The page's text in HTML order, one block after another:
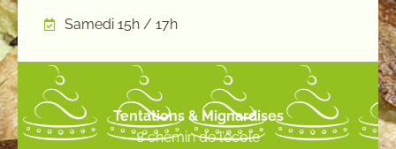
Samedi 15h / 17h
Tentations & Mignardises
8 chemin de l’école